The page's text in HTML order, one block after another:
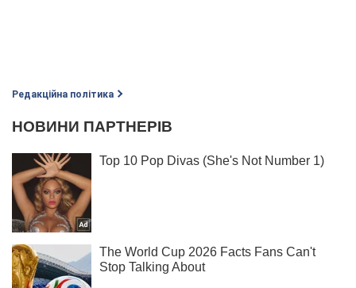
Редакційна політика